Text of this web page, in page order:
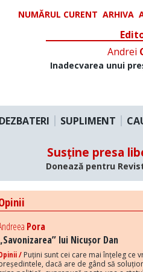
NUMĂRUL CURENT ARHIVA
Andrei
Inadecvarea unui
SUPLIMENT
Susține presa
Donează pentru
Pora
lui Nicușor Dan
/ Puțini sunt cei care mai înțeleg ce
dacă are de gând să